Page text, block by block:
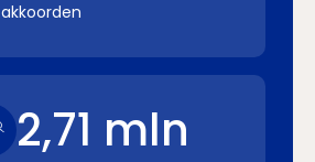
akkoorden
2,71 mln